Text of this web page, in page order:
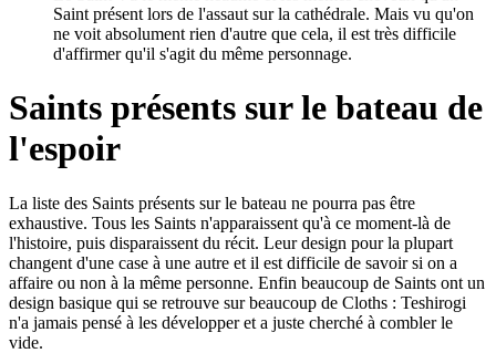
Saint présent lors de l'assaut sur la cathédrale. Mais vu qu'on
ne voit absolument rien d'autre que cela, il est très difficile
d'affirmer qu'il s'agit du même personnage.
Saints présents sur le bateau de
l'espoir
La liste des Saints présents sur le bateau ne pourra pas être
exhaustive. Tous les Saints n'apparaissent qu'à ce moment-là de
l'histoire, puis disparaissent du récit. Leur design pour la plupart
changent d'une case à une autre et il est difficile de savoir si on a
affaire ou non à la même personne. Enfin beaucoup de Saints ont un
design basique qui se retrouve sur beaucoup de Cloths : Teshirogi
n'a jamais pensé à les développer et a juste cherché à combler le
vide.